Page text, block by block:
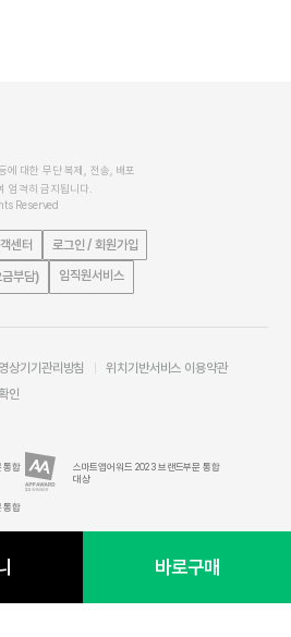
바로구매
에 대한 무단 복제, 전송, 배포
엄격히 금지됩니다.
Reserved
센터 로그인 / 회원가입
부담) 임직원서비스
영상기기관리방침
위치기반서비스 이용약관
인
통합
스마트앱어워드 2023 브랜드부문 통합
대상
통합